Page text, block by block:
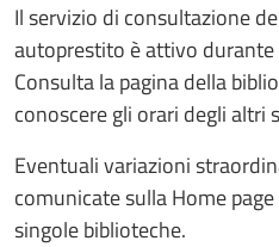
Il servizio di consultazione
autoprestito è attivo
Consulta la pagina della
conoscere gli orari degli altri
Eventuali variazioni
comunicate sulla Home
singole biblioteche.